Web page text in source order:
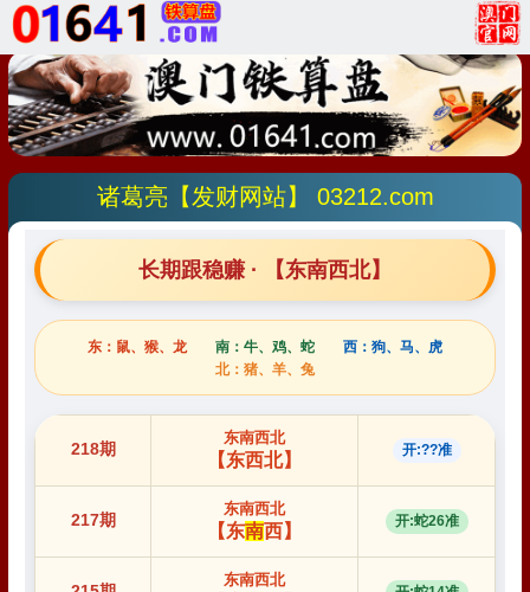
诸葛亮【发财网站】 03212.com